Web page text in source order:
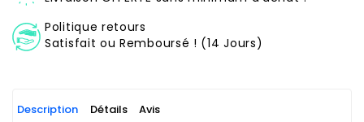
Politique retours
Satisfait ou Remboursé ! (14 Jours)
Description Détails Avis